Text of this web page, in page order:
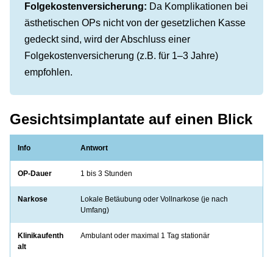
Folgekostenversicherung: Da Komplikationen bei
ästhetischen OPs nicht von der gesetzlichen Kasse
gedeckt sind, wird der Abschluss einer
Folgekostenversicherung (z.B. für 1–3 Jahre)
empfohlen.
Gesichtsimplantate auf einen Blick
Info Antwort
OP-Dauer 1 bis 3 Stunden
Narkose
Lokale Betäubung oder Vollnarkose (je nach
Umfang)
Klinikaufenth
alt
Ambulant oder maximal 1 Tag stationär